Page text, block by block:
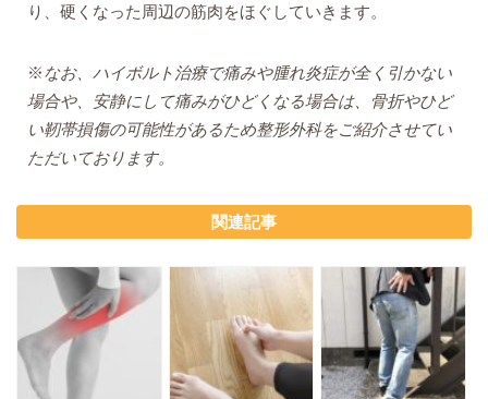
り、硬くなった周辺の筋肉をほぐしていきます。
※なお、ハイボルト治療で痛みや腫れ炎症が全く引かない
場合や、安静にして痛みがひどくなる場合は、骨折やひど
い靭帯損傷の可能性があるため整形外科をご紹介させてい
ただいております。
関連記事